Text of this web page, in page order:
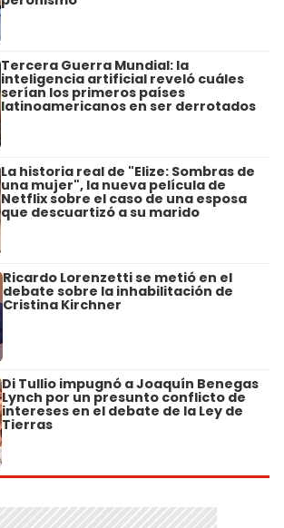
Tercera Guerra Mundial: la
inteligencia artificial reveló cuáles
serían los primeros países
latinoamericanos en ser derrotados
La historia real de "Elize: Sombras de
una mujer", la nueva película de
Netflix sobre el caso de una esposa
que descuartizó a su marido
Ricardo Lorenzetti se metió en el
debate sobre la inhabilitación de
Cristina Kirchner
Di Tullio impugnó a Joaquín Benegas
Lynch por un presunto conflicto de
intereses en el debate de la Ley de
Tierras